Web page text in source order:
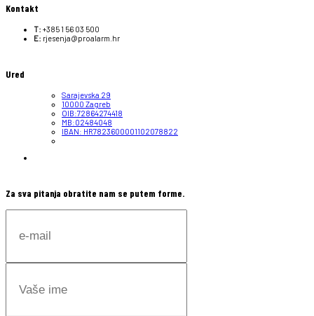
Kontakt
T: +385 1 56 03 500
E: rjesenja@proalarm.hr
Ured
Sarajevska 29
10000 Zagreb
OIB:72864274418
MB:02484048
IBAN: HR7823600001102078822
Za sva pitanja obratite nam se putem forme.